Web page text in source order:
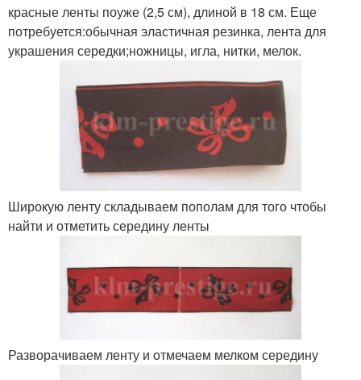
красные ленты поуже (2,5 см), длиной в 18 см. Еще
потребуется:обычная эластичная резинка, лента для
украшения середки;ножницы, игла, нитки, мелок.
Широкую ленту складываем пополам для того чтобы
найти и отметить середину ленты
Разворачиваем ленту и отмечаем мелком середину